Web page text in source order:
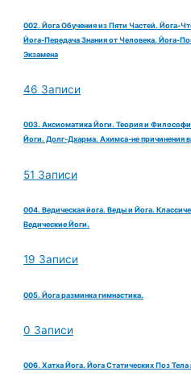
002. Йога Обучения из Пяти Частей. Йога-
Йога-Передача Знания от Человека. Йога-
Экзамена
46 Записи
003. Аксиоматика Йоги. Теория и
Йоги. Долг-Дхарма. Ахимса-не причинения
51 Записи
004. Ведическая йога. Веды и Йога.
Ведические Йоги.
19 Записи
005. Йога разминка гимнастика.
0 Записи
006. Хатха Йога. Йога Статических Поз